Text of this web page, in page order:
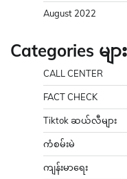
August 2022
Categories
CALL CENTER
FACT CHECK
Tiktok ဆယ်လီများ
ကံစမ်းမဲ
ကျန်းမာရေး